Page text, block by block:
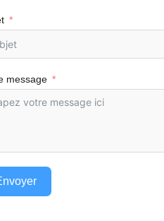
message